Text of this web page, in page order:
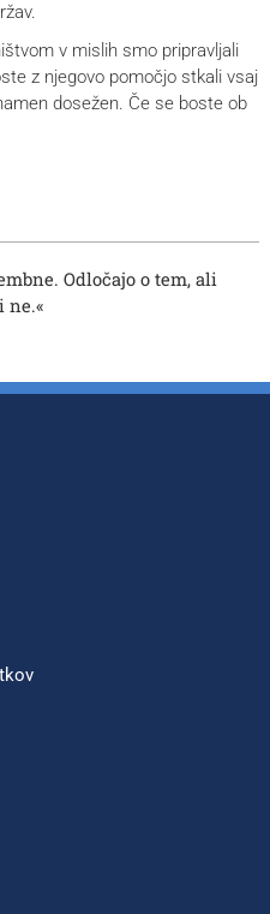
Odločajo o tem, ali
ne.«
v mislih smo pripravljali
z njegovo pomočjo stkali vsaj
dosežen. Če se boste ob